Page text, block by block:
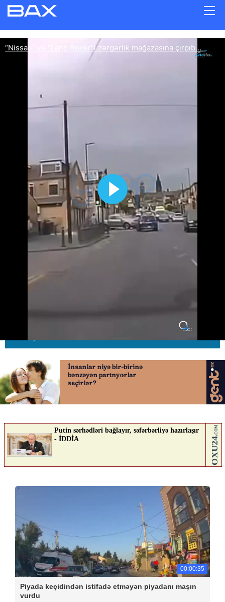
“Nissan” və “Land Rover”i
03.06.2026
00:00:35
Piyada keçidindən istifadə etməyən piyadanı maşın
vurdu